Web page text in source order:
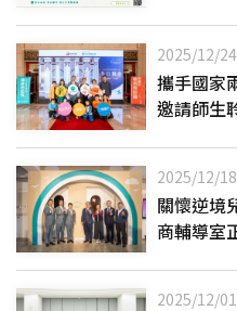
2025/12/24
攜手國家
邀請師生
2025/12/18
關懷逆境
商輔導室
2025/12/01